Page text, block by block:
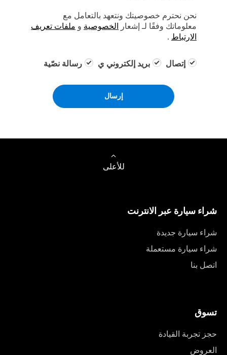
نحن نحترم خصوصيتك ونتعهد بالتعامل مع
معلوماتك وفقًا لـ إشعار الخصوصية و ملفات تعريف
الارتباط .
إتصال بريد إلكتروني ي رسالة نصّية
إرسال
للأعلى
شراء سيارة عبر الانترنت
شراء سيارة جديدة
شراء سيارة مستعملة
اتصل بنا
تسوق
حجز تجربة القيادة
العروض